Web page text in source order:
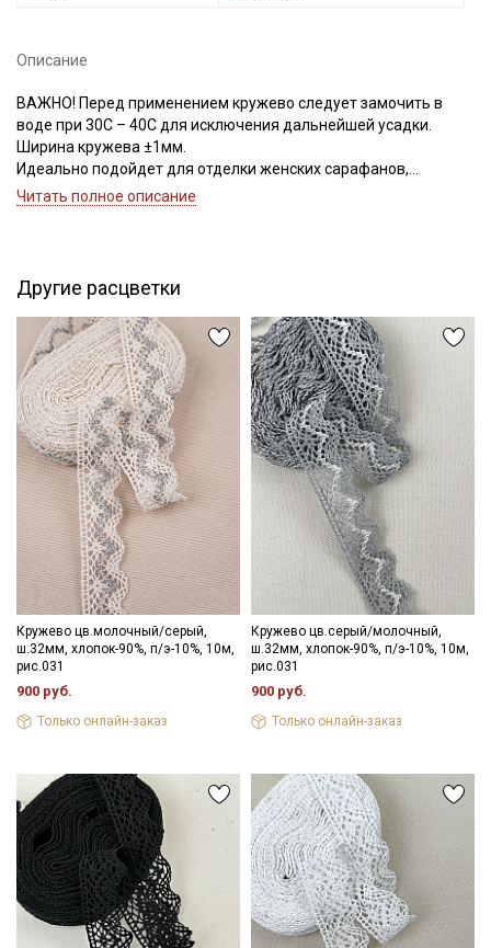
Описание
ВАЖНО! Перед применением кружево следует замочить в
воде при 30С – 40С для исключения дальнейшей усадки.
Ширина кружева ±1мм.
Идеально подойдет для отделки женских сарафанов,
платьев, юбок, рукавов.
Цветопередача может отличаться от оригинального цвета в
зависимости от настроек вашего монитора.
Читать полное описание
Другие расцветки
Кружево цв.молочный/серый,
ш.32мм, хлопок-90%, п/э-10%, 10м,
рис.031
900 руб.
Только онлайн-заказ
Кружево цв.серый/молочный,
ш.32мм, хлопок-90%, п/э-10%, 10м,
рис.031
900 руб.
Только онлайн-заказ